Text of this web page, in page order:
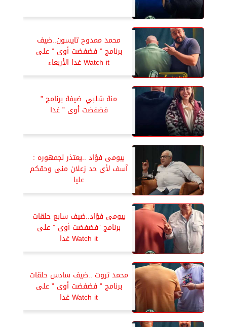
محمد ممدوح تايسون..ضيف
برنامج ” فضفضت أوى ” على
Watch it غدا الأربعاء
منة شلبي..ضيفة برنامج ”
فضفضت أوى ” غدا
بيومى فؤاد ..يعتذر لجمهوره :
آسف لأى حد زعلان منى وحقكم
عليا
بيومى فؤاد..ضيف سابع حلقات
برنامج ”فضفضت أوى ” على
Watch it غدا
محمد ثروت ..ضيف سادس حلقات
برنامج ” فضفضت أوى ” على
Watch it غدا